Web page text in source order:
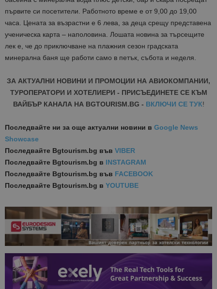
първите си посетители. Работното време е от 9,00 до 19,00
часа. Цената за възрастни е 6 лева, за деца срещу представена
ученическа карта – наполовина. Лошата новина за търсещите
лек е, че до приключване на плажния сезон градската
минерална баня ще работи само в петък, събота и неделя.
ЗА АКТУАЛНИ НОВИНИ И ПРОМОЦИИ НА АВИОКОМПАНИИ,
ТУРОПЕРАТОРИ И ХОТЕЛИЕРИ - ПРИСЪЕДИНЕТЕ СЕ КЪМ
ВАЙБЪР КАНАЛА НА BGTOURISM.BG - ВКЛЮЧИ СЕ ТУК!
Последвайте ни за още актуални новини в Google News
Showcase
Последвайте Bgtourism.bg във VIBER
Последвайте Bgtourism.bg в INSTAGRAM
Последвайте Bgtourism.bg във FACEBOOK
Последвайте Bgtourism.bg в YOUTUBE